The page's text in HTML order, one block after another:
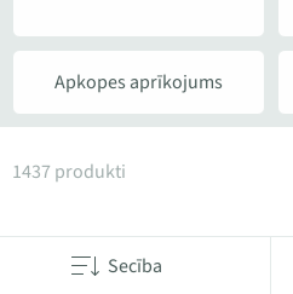
Apkopes aprīkojums
Produkti kategorijā Aksesuāri
1437 produkti
Secība